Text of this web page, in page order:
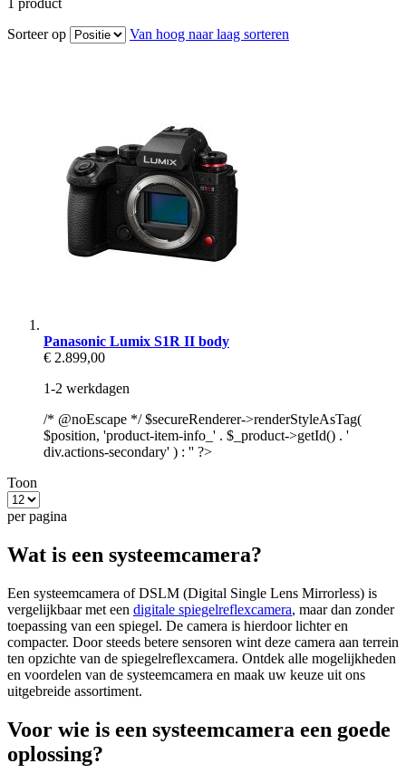
Sorteer op
Van hoog naar laag sorteren
Panasonic Lumix S1R II body
€ 2.899,00
1-2 werkdagen
/* @noEscape */ $secureRenderer->renderStyleAsTag(
$position, 'product-item-info_' . $_product->getId() . '
div.actions-secondary' ) : '' ?>
Toon
per pagina
Wat is een systeemcamera?
Een systeemcamera of DSLM (Digital Single Lens Mirrorless) is
vergelijkbaar met een digitale spiegelreflexcamera, maar dan zonder
toepassing van een spiegel. De camera is hierdoor lichter en
compacter. Door steeds betere sensoren wint deze camera aan terrein
ten opzichte van de spiegelreflexcamera. Ontdek alle mogelijkheden
en voordelen van de systeemcamera en maak uw keuze uit ons
uitgebreide assortiment.
Voor wie is een systeemcamera een goede
oplossing?